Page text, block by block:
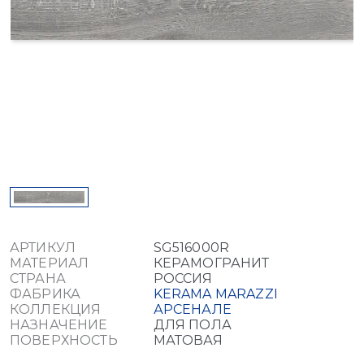
АРТИКУЛ
SG516000R
МАТЕРИАЛ
КЕРАМОГРАНИТ
СТРАНА
РОССИЯ
ФАБРИКА
KERAMA MARAZZI
КОЛЛЕКЦИЯ
АРСЕНАЛЕ
НАЗНАЧЕНИЕ
ДЛЯ ПОЛА
ПОВЕРХНОСТЬ
МАТОВАЯ